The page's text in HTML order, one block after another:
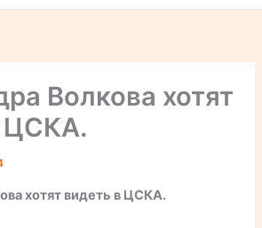
Волкова хотят
ЦСКА.
хотят видеть в ЦСКА.